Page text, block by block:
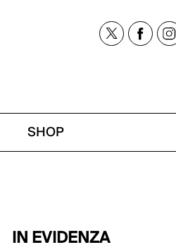
SHOP
IN EVIDENZA